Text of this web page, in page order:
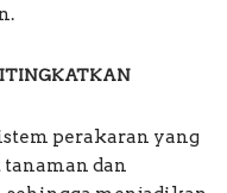
perakaran yang
dan